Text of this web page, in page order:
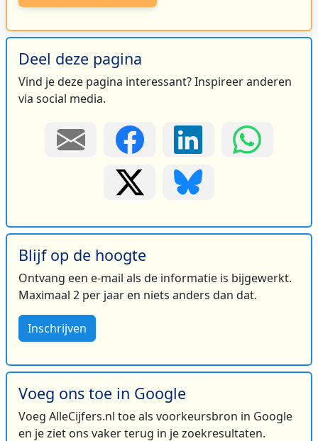
Deel deze pagina
Vind je deze pagina interessant? Inspireer anderen
via social media.
Blijf op de hoogte
Ontvang een e-mail als de informatie is bijgewerkt.
Maximaal 2 per jaar en niets anders dan dat.
Inschrijven
Voeg ons toe in Google
Voeg AlleCijfers.nl toe als voorkeursbron in Google
en je ziet ons vaker terug in je zoekresultaten.